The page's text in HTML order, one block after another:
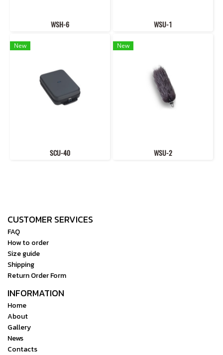
WSH-6 WSU-1
New
SCU-40
New
WSU-2
CUSTOMER SERVICES
FAQ
How to order
Size guide
Shipping
Return Order Form
INFORMATION
Home
About
Gallery
News
Contacts